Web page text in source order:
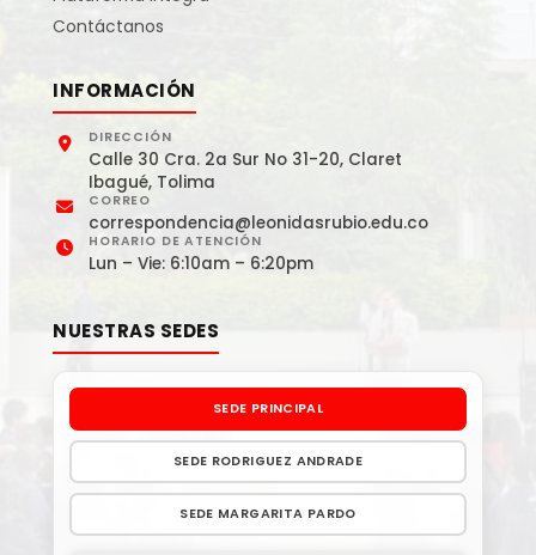
Contáctanos
INFORMACIÓN
DIRECCIÓN
Calle 30 Cra. 2a Sur No 31-20, Claret
Ibagué, Tolima
CORREO
correspondencia@leonidasrubio.edu.co
HORARIO DE ATENCIÓN
Lun – Vie: 6:10am – 6:20pm
NUESTRAS SEDES
SEDE PRINCIPAL
SEDE RODRIGUEZ ANDRADE
SEDE MARGARITA PARDO